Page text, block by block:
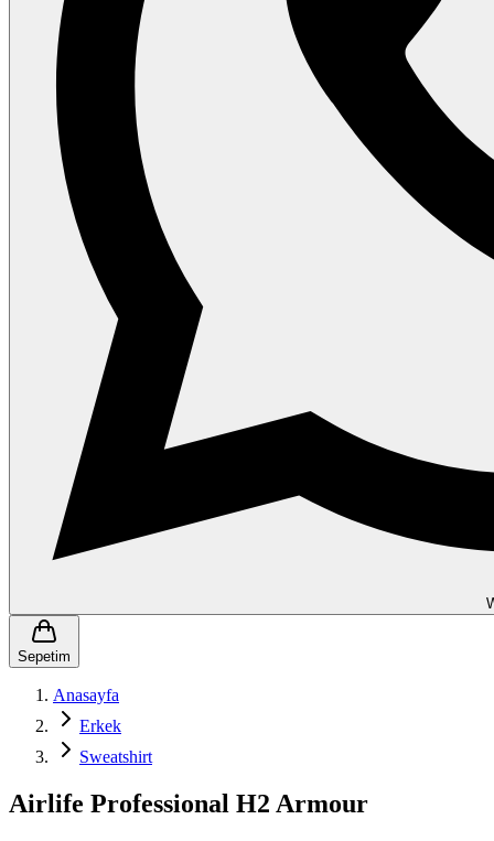
Sepetim
Anasayfa
Erkek
Sweatshirt
Airlife Professional H2 Armour